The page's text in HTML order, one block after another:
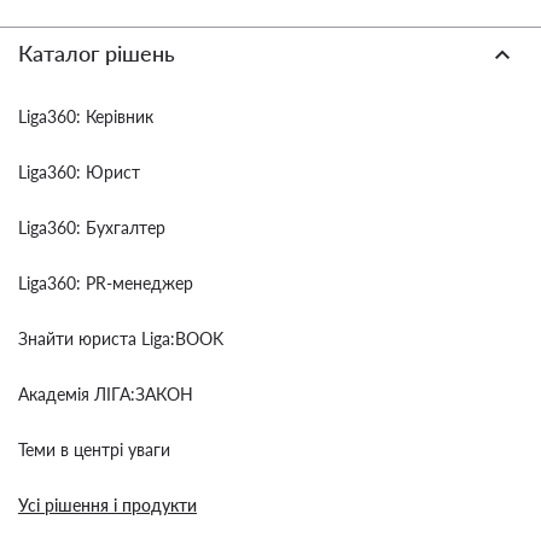
Каталог рішень
Liga360: Керівник
Liga360: Юрист
Liga360: Бухгалтер
Liga360: PR-менеджер
Знайти юриста Liga:BOOK
Академія ЛІГА:ЗАКОН
Теми в центрі уваги
Усі рішення і продукти